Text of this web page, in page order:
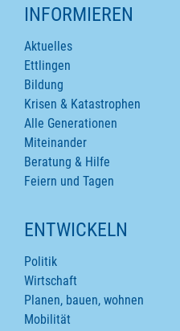
INFORMIEREN
Aktuelles
Ettlingen
Bildung
Krisen & Katastrophen
Alle Generationen
Miteinander
Beratung & Hilfe
Feiern und Tagen
ENTWICKELN
Politik
Wirtschaft
Planen, bauen, wohnen
Mobilität